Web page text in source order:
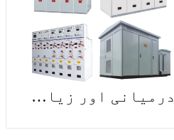
درمیانی اور زیادہ وولٹیج ٹرانسمیشن اور تقسیم